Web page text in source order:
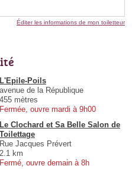
Éditer les informations de mon toiletteur
L'Epile-Poils
avenue de la République
455 mètres
Fermée, ouvre mardi à 9h00
Le Clochard et Sa Belle Salon de
Toilettage
Rue Jacques Prévert
2.1 km
Fermé, ouvre demain à 8h